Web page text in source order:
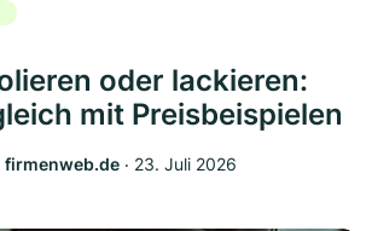
oder lackieren:
mit Preisbeispielen
firmenweb.de ‧ 23. Juli 2026